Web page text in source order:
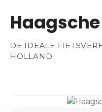
DE IDEALE
HOLLAND